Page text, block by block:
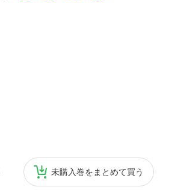
未購入巻をまとめて買う